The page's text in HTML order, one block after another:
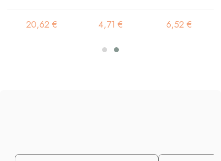
20,62 € 4,71 € 6,52 €